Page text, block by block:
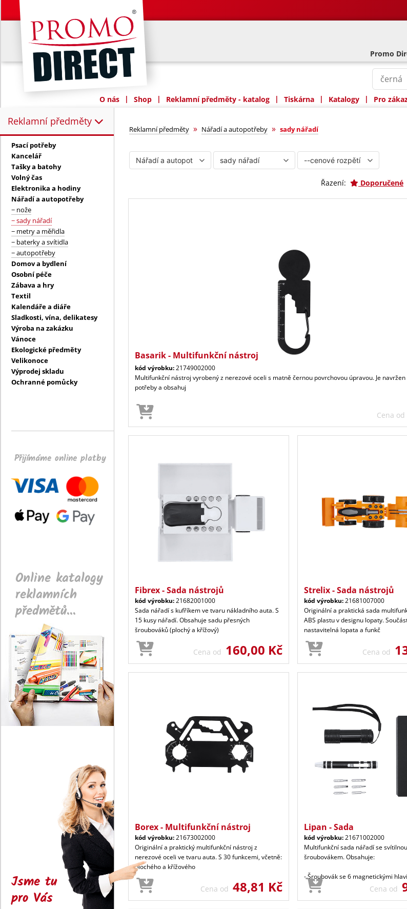
Promo
O nás | Shop | Reklamní předměty - katalog | Tiskárna | Katalogy | Pro
Reklamní předměty
Reklamní předměty:
Psací potřeby
Kancelář
Tašky a batohy
Volný čas
Elektronika a hodiny
Nářadí a autopotřeby
− nože
− sady nářadí
− metry a měřidla
− baterky a svítidla
− autopotřeby
Domov a bydlení
Osobní péče
Zábava a hry
Textil
Kalendáře a diáře
Sladkosti, vína, delikatesy
Výroba na zakázku
Vánoce
Ekologické předměty
Velikonoce
Výprodej skladu
Ochranné pomůcky
Přijímáme online platby
Online katalogy
reklamních
předmětů...
Jsme tu
pro Vás
sady nářadí
Reklamní předměty » Nářadí a autopotřeby » sady nářadí
Řazení: Doporučené
Basarik - Multifunkční nástroj
kód výrobku:21749002000
Multifunkční nástroj vyrobený z nerezové oceli s matně černou povrchovou úpravou. Je
potřeby a obsahuj
Cena od
Fibrex - Sada nástrojů
kód výrobku:21682001000
Sada nářadí s kufříkem ve tvaru nákladního auta. S
15 kusy nářadí. Obsahuje sadu přesných
šroubováků (plochý a křížový)
Cena od 160,00 Kč
Strelix - Sada nástrojů
kód výrobku:21681007000
Originální a praktická sada
ABS plastu v designu lopaty.
nastavitelná lopata a funkč
Cena od
Borex - Multifunkční nástroj
kód výrobku:21673002000
Originální a praktický multifunkční nástroj z
nerezové oceli ve tvaru auta. S 30 funkcemi, včetně:
plochého a křížového
Cena od 48,81 Kč
Lipan - Sada
kód výrobku:21671002000
Multifunkční sada nářadí se
šroubovákem. Obsahuje:
- Šroubovák se 6 magnetickými
Cena od